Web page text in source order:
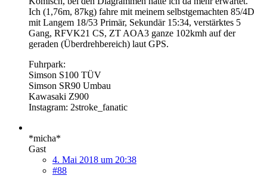
Ich (1,76m, 87kg) fahre mit meinem selbstgemachten 85/4D
mit Langem 18/53 Primär, Sekundär 15:34, verstärktes 5
Gang, RFVK21 CS, ZT AOA3 ganze 102kmh auf der
geraden (Überdrehbereich) laut GPS.
Fuhrpark:
Simson S100 TÜV
Simson SR90 Umbau
Kawasaki Z900
Instagram: 2stroke_fanatic
*micha*
Gast
4. Mai 2018 um 20:38
#88